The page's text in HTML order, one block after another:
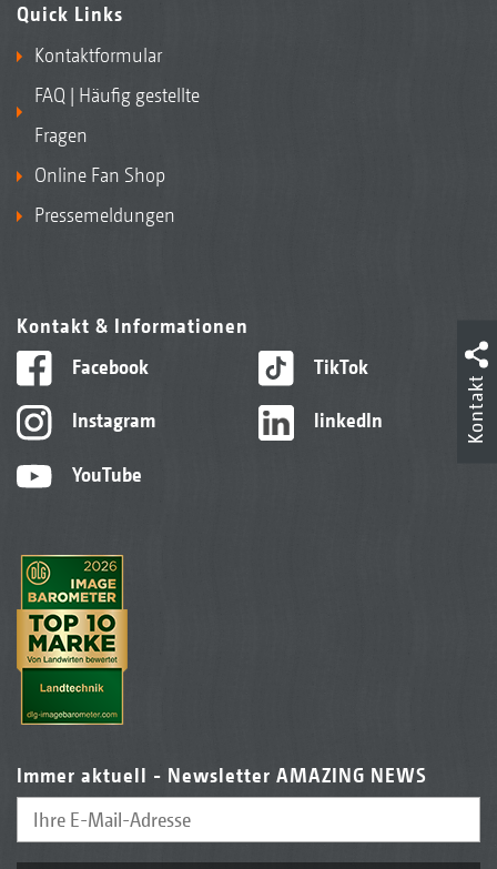
Quick Links
Kontaktformular
FAQ | Häufig gestellte
Fragen
Online Fan Shop
Pressemeldungen
Kontakt & Informationen
Facebook
Instagram
YouTube
TikTok
linkedIn
Immer aktuell - Newsletter AMAZING NEWS
Kontakt